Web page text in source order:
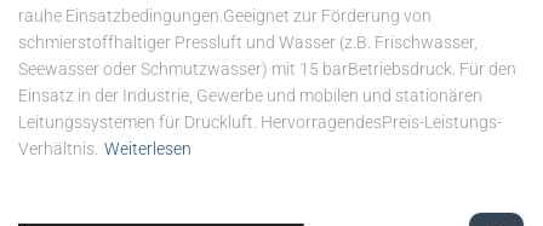
rauhe Einsatzbedingungen.Geeignet zur Förderung von
schmierstoffhaltiger Pressluft und Wasser (z.B. Frischwasser,
Seewasser oder Schmutzwasser) mit 15 barBetriebsdruck. Für den
Einsatz in der Industrie, Gewerbe und mobilen und stationären
Leitungssystemen für Druckluft. HervorragendesPreis-Leistungs-
Verhältnis. Weiterlesen